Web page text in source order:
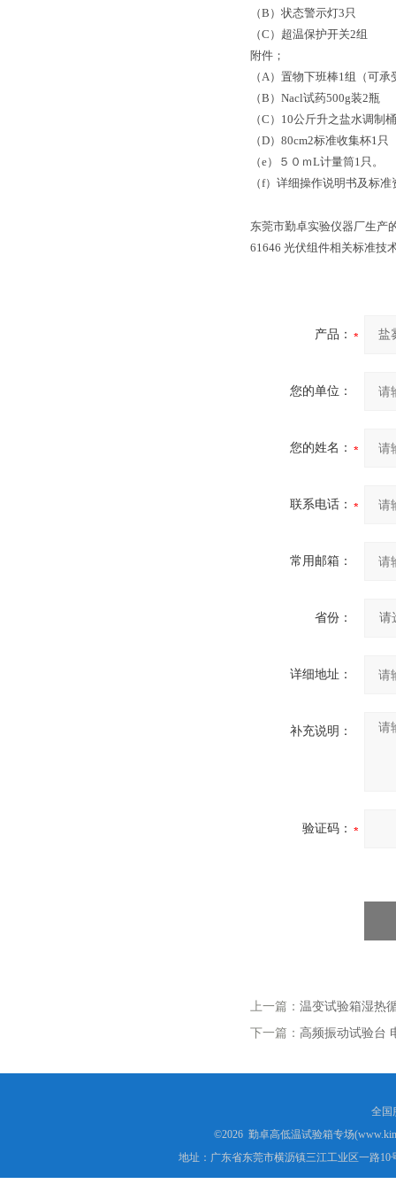
（B）状态警示灯3只
（C）超温保护开关2组
附件；
（A）置物下班棒1组（可
（B）Nacl试药500g装2瓶
（C）10公斤升之盐水调制
（D）80cm2标准收集杯1只
（e）５０ｍL计量筒1只。
（f）详细操作说明书及标
东莞市勤卓实验仪器厂生产
61646 光伏组件相关标准技
产品：
您的单位：
您的姓名：
联系电话：
常用邮箱：
省份：
详细地址：
补充说明：
验证码：
上一篇： 温变试验箱湿热
下一篇： 高频振动试验台
全国
©2026 勤卓高低温试验箱专场
地址：广东省东莞市横沥镇三江工业区一路10